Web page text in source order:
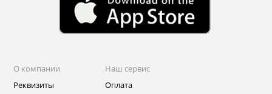
О компании
Реквизиты
Наш сервис
Оплата